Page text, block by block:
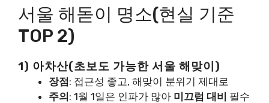
서울 해돋이 명소(현실 기준
TOP 2)
1) 아차산(초보도 가능한 서울 해맞이)
장점: 접근성 좋고, 해맞이 분위기 제대로
주의: 1월 1일은 인파가 많아 미끄럼 대비 필수